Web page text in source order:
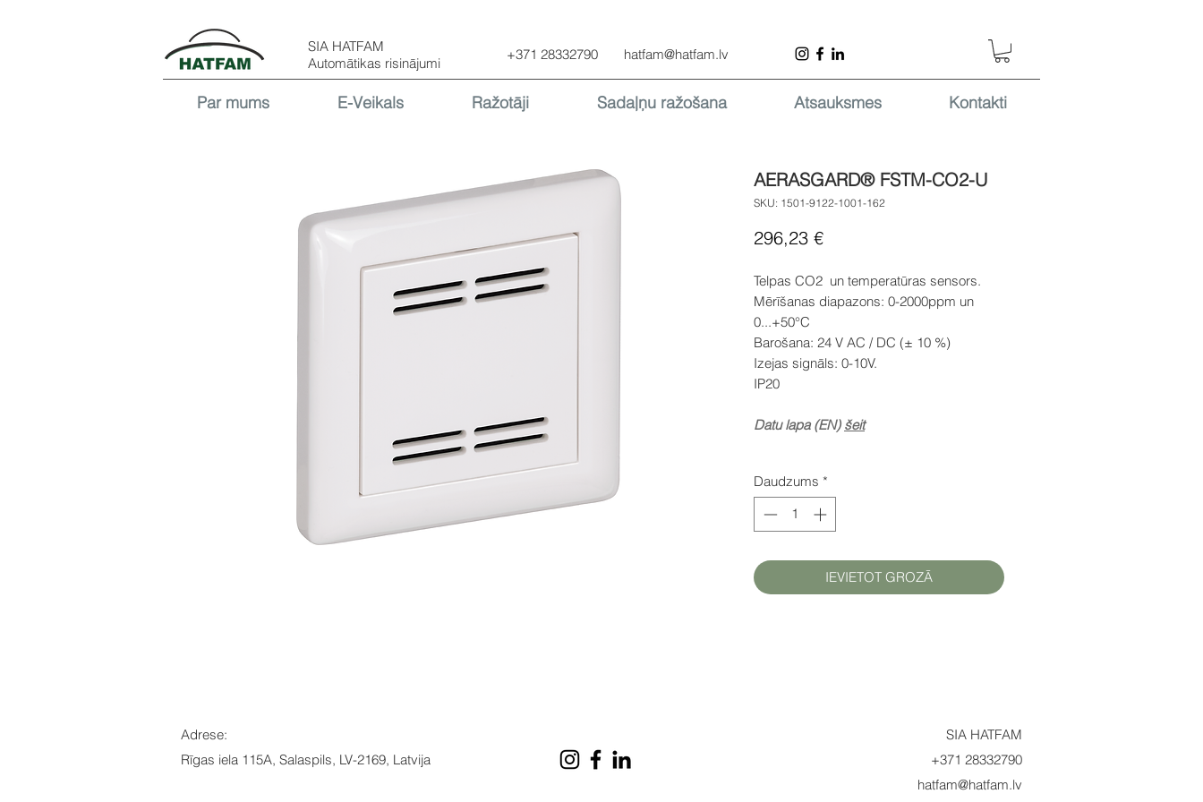
SIA HATFAM
Automātikas risinājumi
+371 28332790 hatfam@hatfam.lv
Par mums E-Veikals Ražotāji Sadaļņu ražošana Atsauksmes Kontakti
AERASGARD® FSTM-CO2-U
SKU: 1501-9122-1001-162
296,23 €Cena
Telpas CO2 un temperatūras sensors.
Mērīšanas diapazons: 0-2000ppm un
0...+50°C
Barošana: 24 V AC / DC (± 10 %)
Izejas signāls: 0-10V.
IP20
Datu lapa (EN) šeit
Daudzums *
IEVIETOT GROZĀ
Adrese:
Rīgas iela 115A, Salaspils, LV-2169, Latvija
SIA HATFAM
+371 28332790
hatfam@hatfam.lv